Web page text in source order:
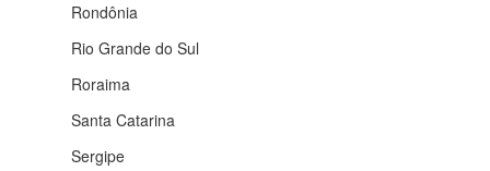
Rondônia
Rio Grande do Sul
Roraima
Santa Catarina
Sergipe